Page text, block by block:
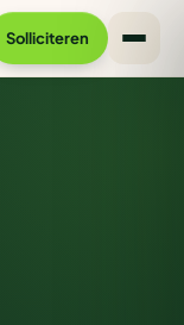
Solliciteren